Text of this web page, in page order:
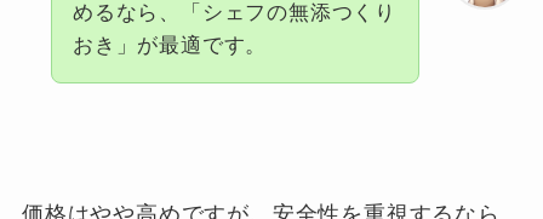
めるなら、「シェフの無添つくり
おき」が最適です。
価格はやや高めですが、安全性を重視するなら